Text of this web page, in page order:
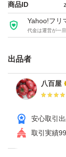
※匿名配送以外
商品ID
Yahoo!フリ
代金は運営が一
出品者
八百屋
安心取引
取引実績